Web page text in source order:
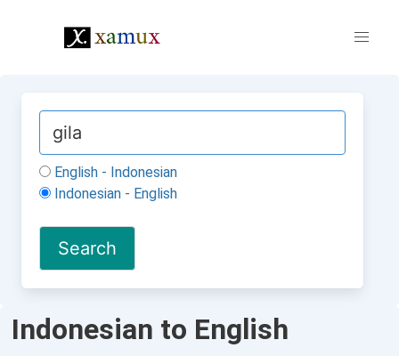
English - Indonesian
Indonesian - English
Indonesian to English